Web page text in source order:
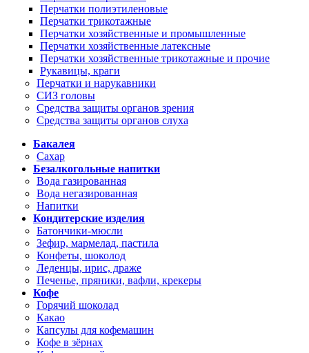
Перчатки полиэтиленовые
Перчатки трикотажные
Перчатки хозяйственные и промышленные
Перчатки хозяйственные латексные
Перчатки хозяйственные трикотажные и прочие
Рукавицы, краги
Перчатки и нарукавники
СИЗ головы
Средства защиты органов зрения
Средства защиты органов слуха
Бакалея
Сахар
Безалкогольные напитки
Вода газированная
Вода негазированная
Напитки
Кондитерские изделия
Батончики-мюсли
Зефир, мармелад, пастила
Конфеты, шоколод
Леденцы, ирис, драже
Печенье, пряники, вафли, крекеры
Кофе
Горячий шоколад
Какао
Капсулы для кофемашин
Кофе в зёрнах